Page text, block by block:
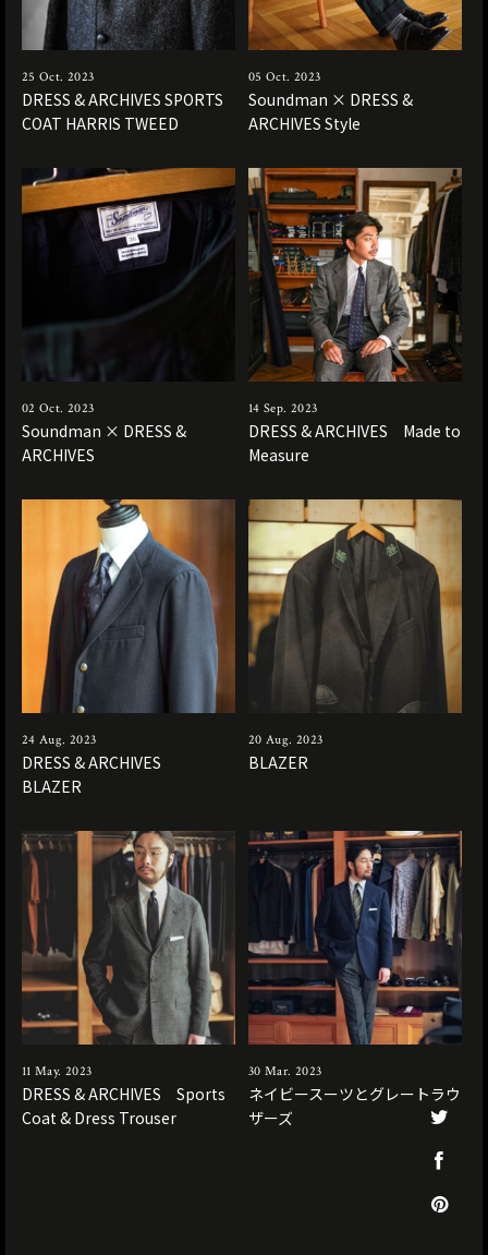
25 Oct. 2023
DRESS & ARCHIVES SPORTS
COAT HARRIS TWEED
05 Oct. 2023
Soundman × DRESS &
ARCHIVES Style
02 Oct. 2023
Soundman × DRESS &
ARCHIVES
14 Sep. 2023
DRESS & ARCHIVES Made to
Measure
24 Aug. 2023
DRESS & ARCHIVES
BLAZER
20 Aug. 2023
BLAZER
11 May. 2023
DRESS & ARCHIVES Sports
Coat & Dress Trouser
30 Mar. 2023
ネイビースーツとグレートラウ
ザーズ